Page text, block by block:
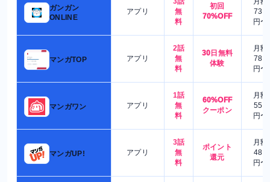
ガンガン
ONLINE
アプリ
無
料
初回
70%OFF
730
円〜
マンガTOP アプリ
2話
無
料
30日無料
体験
月額
780
円〜
マンガワン アプリ
1話
無
料
60%OFF
クーポン
月額
550
円〜
マンガUP! アプリ
3話
無
料
ポイント
還元
月額
480
円〜